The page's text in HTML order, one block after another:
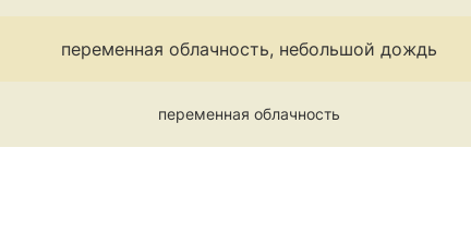
переменная облачность, небольшой дождь
переменная облачность